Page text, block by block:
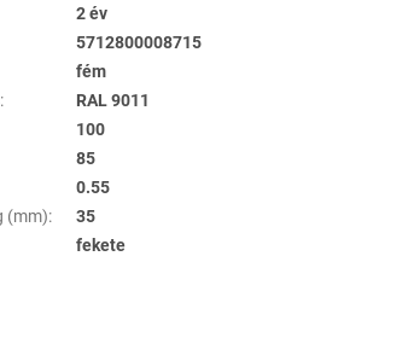
2 év
5712800008715
fém
:
RAL 9011
100
85
0.55
(mm):
35
fekete